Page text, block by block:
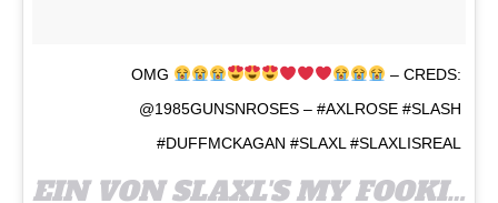
OMG
– CREDS:
@1985GUNSNROSES – #AXLROSE #SLASH
#DUFFMCKAGAN #SLAXL #SLAXLISREAL
EIN VON SLAXL'S MY FOOKIN OTP